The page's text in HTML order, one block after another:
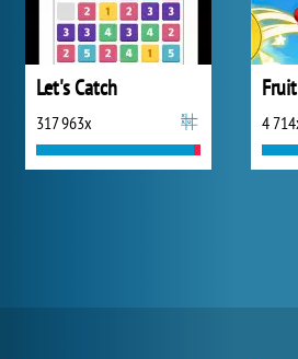
Let's Catch
317 963x 4